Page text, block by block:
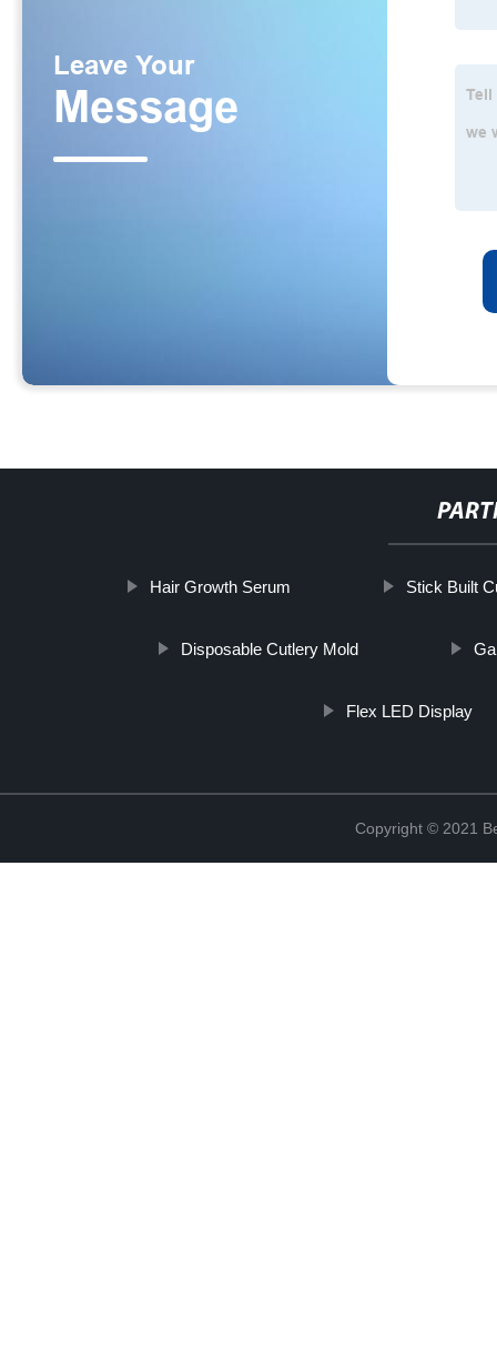
Hair Growth Serum Stick Built
Disposable Cutlery Mold
Flex LED Display
Copyright © 2021